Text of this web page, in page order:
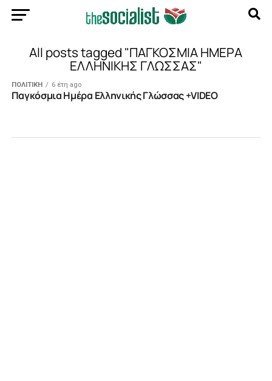
All posts tagged "ΠΑΓΚΟΣΜΙΑ ΗΜΕΡΑ
ΕΛΛΗΝΙΚΗΣ ΓΛΩΣΣΑΣ"
ΠΟΛΙΤΙΚΗ 6 έτη ago
Παγκόσμια Ημέρα Ελληνικής Γλώσσας +VIDEO